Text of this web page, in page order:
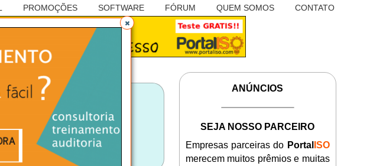
PROMOÇÕES SOFTWARE FÓRUM QUEM SOMOS CONTATO
Anúncio
ANÚNCIOS
SEJA NOSSO PARCEIRO
Empresas parceiras do PortalISO
merecem muitos prêmios e muitas